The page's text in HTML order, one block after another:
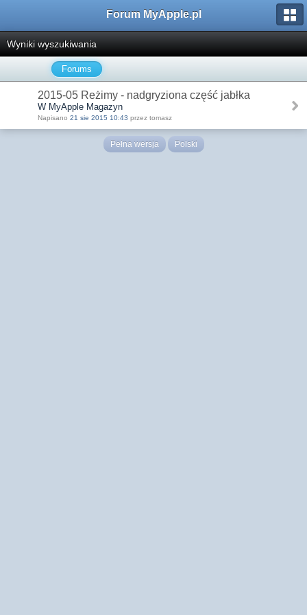
Forum MyApple.pl
Wyniki wyszukiwania
Forums
2015-05 Reżimy - nadgryziona część jabłka
W MyApple Magazyn
Napisano 21 sie 2015 10:43 przez tomasz
Pełna wersja Polski